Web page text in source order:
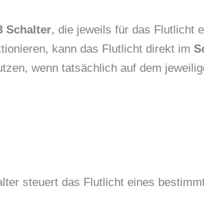
Schalter, die jeweils für das Flutlicht
kann das Flutlicht direkt im
wenn tatsächlich auf dem
steuert das Flutlicht eines